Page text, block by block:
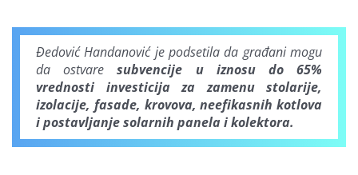
Đedović Handanović je podsetila da građani mogu
da ostvare subvencije u iznosu do 65%
vrednosti investicija za zamenu stolarije,
izolacije, fasade, krovova, neefikasnih kotlova
i postavljanje solarnih panela i kolektora.